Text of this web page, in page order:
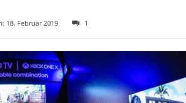
18. Februar 2019 1